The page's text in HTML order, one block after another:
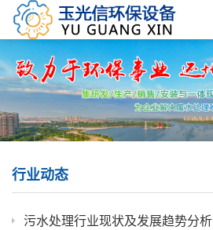
行业动态
污水处理行业现状及发展趋势分析